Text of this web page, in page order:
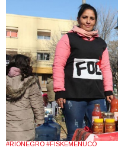
#RIONEGRO #FISKEMENUCO